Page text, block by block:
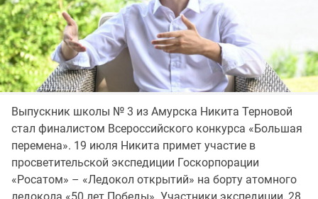
Выпускник школы № 3 из Амурска Никита Терновой
стал финалистом Всероссийского конкурса «Большая
перемена». 19 июля Никита примет участие в
просветительской экспедиции Госкорпорации
«Росатом» – «Ледокол открытий» на борту атомного
ледокола «50 лет Победы». Участники экспедиции, 28